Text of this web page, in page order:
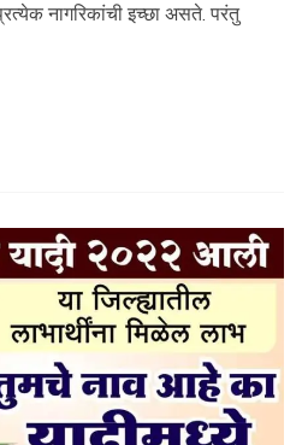
नागरिकांची इच्छा असते. परंतु